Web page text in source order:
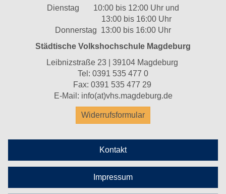
Dienstag 10:00 bis 12:00 Uhr und
13:00 bis 16:00 Uhr
Donnerstag 13:00 bis 16:00 Uhr
Städtische Volkshochschule Magdeburg
Leibnizstraße 23 | 39104 Magdeburg
Tel: 0391 535 477 0
Fax: 0391 535 477 29
E-Mail: info(at)vhs.magdeburg.de
Widerrufsformular
Kontakt
Impressum